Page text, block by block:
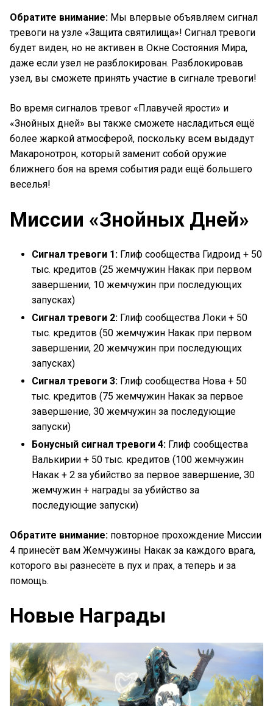
Обратите внимание: Мы впервые объявляем сигнал
тревоги на узле «Защита святилища»! Сигнал тревоги
будет виден, но не активен в Окне Состояния Мира,
даже если узел не разблокирован. Разблокировав
узел, вы сможете принять участие в сигнале тревоги!
Во время сигналов тревог «Плавучей ярости» и
«Знойных дней» вы также сможете насладиться ещё
более жаркой атмосферой, поскольку всем выдадут
Макаронотрон, который заменит собой оружие
ближнего боя на время события ради ещё большего
веселья!
Миссии «Знойных Дней»
Сигнал тревоги 1: Глиф сообщества Гидроид + 50
тыс. кредитов (25 жемчужин Накак при первом
завершении, 10 жемчужин при последующих
запусках)
Сигнал тревоги 2: Глиф сообщества Локи + 50
тыс. кредитов (50 жемчужин Накак при первом
завершении, 20 жемчужин при последующих
запусках)
Сигнал тревоги 3: Глиф сообщества Нова + 50
тыс. кредитов (75 жемчужин Накак за первое
завершение, 30 жемчужин за последующие
запуски)
Бонусный сигнал тревоги 4: Глиф сообщества
Валькирии + 50 тыс. кредитов (100 жемчужин
Накак + 2 за убийство за первое завершение, 30
жемчужин + награды за убийство за
последующие запуски)
Обратите внимание: повторное прохождение Миссии
4 принесёт вам Жемчужины Накак за каждого врага,
которого вы разнесёте в пух и прах, а теперь и за
помощь.
Новые Награды